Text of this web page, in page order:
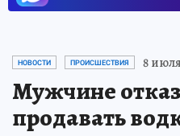
НОВОСТИ ПРОИСШЕСТВИЯ 8 июля
Мужчине
продавать